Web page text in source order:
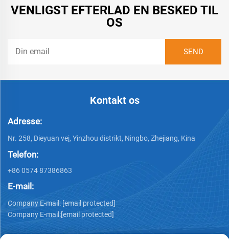
VENLIGST EFTERLAD EN BESKED TIL
OS
Kontakt os
Adresse:
Nr. 258, Dieyuan vej, Yinzhou distrikt, Ningbo, Zhejiang, Kina
Telefon:
+86 0574 87386863
E-mail:
Company E-mail: [email protected]
Company E-mail:[email protected]